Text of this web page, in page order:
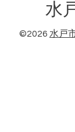
水
©2026 水戸